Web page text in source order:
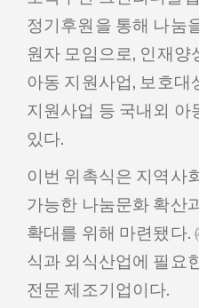
정기후원을 통해 나눔
원자 모임으로, 인재
아동 지원사업, 보호대
지원사업 등 국내외 아
있다.
이번 위촉식은 지역사
가능한 나눔문화 확산
확대를 위해 마련됐다.
식과 외식산업에 필요
전문 제조기업이다.